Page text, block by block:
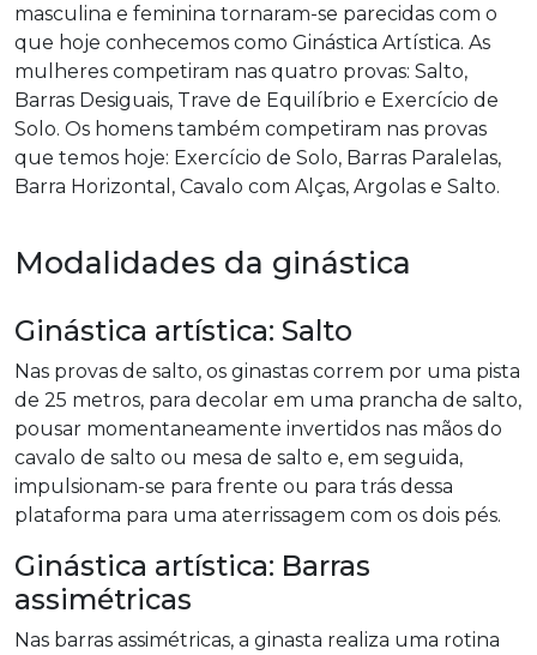
masculina e feminina tornaram-se parecidas com o
que hoje conhecemos como Ginástica Artística. As
mulheres competiram nas quatro provas: Salto,
Barras Desiguais, Trave de Equilíbrio e Exercício de
Solo. Os homens também competiram nas provas
que temos hoje: Exercício de Solo, Barras Paralelas,
Barra Horizontal, Cavalo com Alças, Argolas e Salto.
Modalidades da ginástica
Ginástica artística: Salto
Nas provas de salto, os ginastas correm por uma pista
de 25 metros, para decolar em uma prancha de salto,
pousar momentaneamente invertidos nas mãos do
cavalo de salto ou mesa de salto e, em seguida,
impulsionam-se para frente ou para trás dessa
plataforma para uma aterrissagem com os dois pés.
Ginástica artística: Barras
assimétricas
Nas barras assimétricas, a ginasta realiza uma rotina